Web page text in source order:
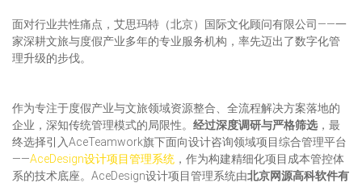
面对行业共性痛点，艾思玛特（北京）国际文化顾问有限公司——一
家深耕文旅与度假产业多年的专业服务机构，率先迈出了数字化管
理升级的步伐。
作为专注于度假产业与文旅领域资源整合、全流程解决方案落地的
企业，深知传统管理模式的局限性。 经过深度调研与严格筛选 ，最
终选择引入AceTeamwork旗下面向设计咨询领域项目综合管理平台
——AceDesign设计项目管理系统 ，作为构建精细化项目成本管控体
系的技术底座。AceDesign设计项目管理系统由北京网源高科软件有